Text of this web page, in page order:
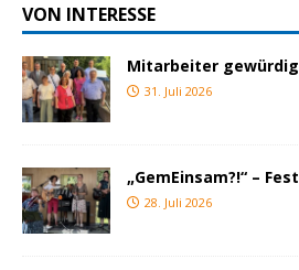
VON INTERESSE
Mitarbeiter
31. Juli 2026
„GemEinsam?!“ –
28. Juli 2026